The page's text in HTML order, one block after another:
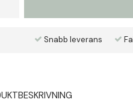
Snabb leverans